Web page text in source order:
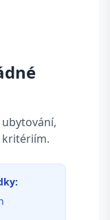
kritériím.